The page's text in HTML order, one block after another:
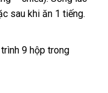
sau khi ăn 1 tiếng.
9 hộp trong